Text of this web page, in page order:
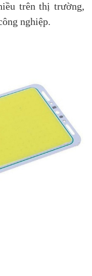
trên thị trường,
nghiệp.